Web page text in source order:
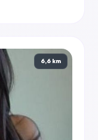
6,6 km